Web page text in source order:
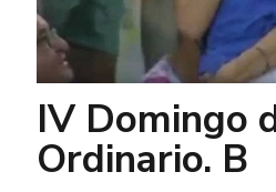
IV Domingo
Ordinario. B